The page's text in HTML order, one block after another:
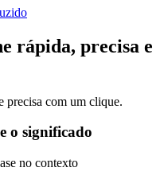
rápida, precisa e
precisa com um clique.
o significado
no contexto